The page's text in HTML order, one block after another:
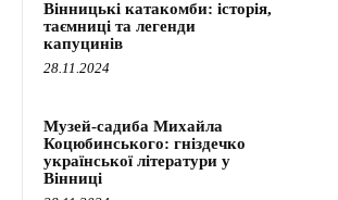
Вінницькі катакомби: історія,
таємниці та легенди
капуцинів
28.11.2024
Музей-садиба Михайла
Коцюбинського: гніздечко
української літератури у
Вінниці